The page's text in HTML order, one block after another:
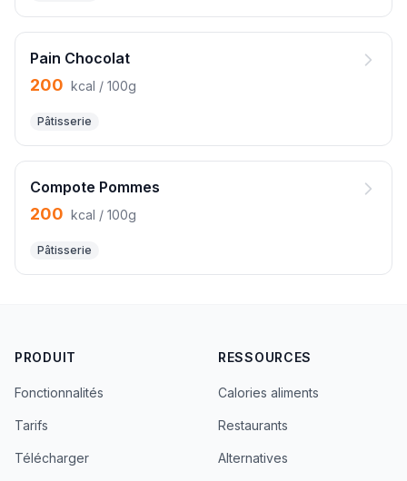
Pain Chocolat
200 kcal / 100g
Pâtisserie
Compote Pommes
200 kcal / 100g
Pâtisserie
PRODUIT
Fonctionnalités
Tarifs
Télécharger
RESSOURCES
Calories aliments
Restaurants
Alternatives